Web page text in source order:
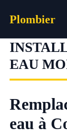
Plombier
EAU
eau à